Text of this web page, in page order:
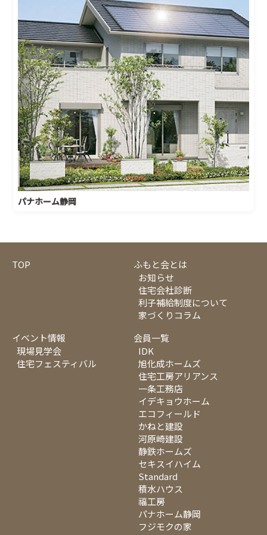
パナホーム静岡
TOP
ふもと会とは
お知らせ
住宅会社診断
利子補給制度について
家づくりコラム
イベント情報
現場見学会
住宅フェスティバル
会員一覧
IDK
旭化成ホームズ
住宅工房アリアンス
一条工務店
イデキョウホーム
エコフィールド
かねと建設
河原崎建設
静鉄ホームズ
セキスイハイム
Standard
積水ハウス
福工房
パナホーム静岡
フジモクの家